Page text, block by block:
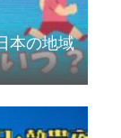
本の地域